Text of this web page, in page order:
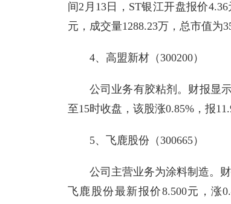
间2月13日，ST银江开盘报价
元，成交量1288.23万，总市值为
4、高盟新材（300200）
公司业务有胶粘剂。财报显
至15时收盘，该股涨0.85%，报
5、飞鹿股份（300665）
公司主营业务为涂料制造。
飞鹿股份最新报价8.500元，涨